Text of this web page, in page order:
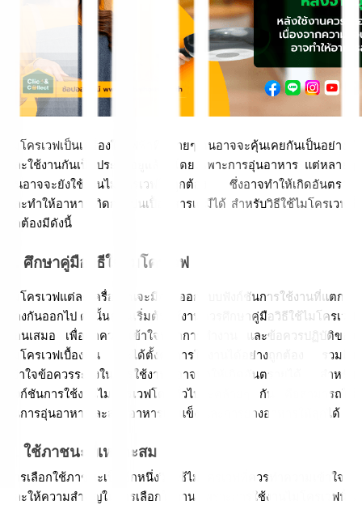
ไมโครเวฟเป็นเครื่องใช้ไฟฟ้าที่หลายๆ คนอาจจะคุ้นเคยกันเป็นอย่างดี
และใช้งานกันเป็นประจำอยู่แล้ว โดยเฉพาะการอุ่นอาหาร แต่หลายๆ
คนอาจจะยังใช้งานไมโครเวฟไม่ถูกต้อง ซึ่งอาจทำให้เกิดอันตราย
และทำให้อาหารเกิดการปนเปื้อนสารเคมีได้ สำหรับวิธีใช้ไมโครเวฟที่
ถูกต้องมีดังนี้
1. ศึกษาคู่มือวิธีใช้ไมโครเวฟ
ไมโครเวฟแต่ละเครื่องนั้นจะมีการออกแบบฟังก์ชันการใช้งานที่แตก
ต่างกันออกไป ดังนั้นก่อนเริ่มต้นใช้งานควรศึกษาคู่มือวิธีใช้ไมโครเวฟ
ก่อนเสมอ เพื่อทำความเข้าใจหลักการทำงาน และข้อควรปฏิบัติของ
ไมโครเวฟเบื้องต้น จะได้ตั้งค่าการใช้งานได้อย่างถูกต้อง รวมถึง
เข้าใจข้อควรระวังในการใช้งานที่อาจทำให้เกิดอันตรายได้ สำหรับ
ฟังก์ชันการใช้งานไมโครเวฟโดยทั่วไปจะคล้ายๆ กัน คือสามารถใช้
ในการอุ่นอาหาร ละลายอาหารแช่แข็ง และการย่างอาหารให้สุกได้
2. ใช้ภาชนะที่เหมาะสม
การเลือกใช้ภาชนะเป็นอีกหนึ่งวิธีใช้ไมโครเวฟที่ควรทำความเข้าใจ
และให้ความสำคัญในการเลือกใช้งาน เพราะการใช้งานไมโครเวฟนั้น